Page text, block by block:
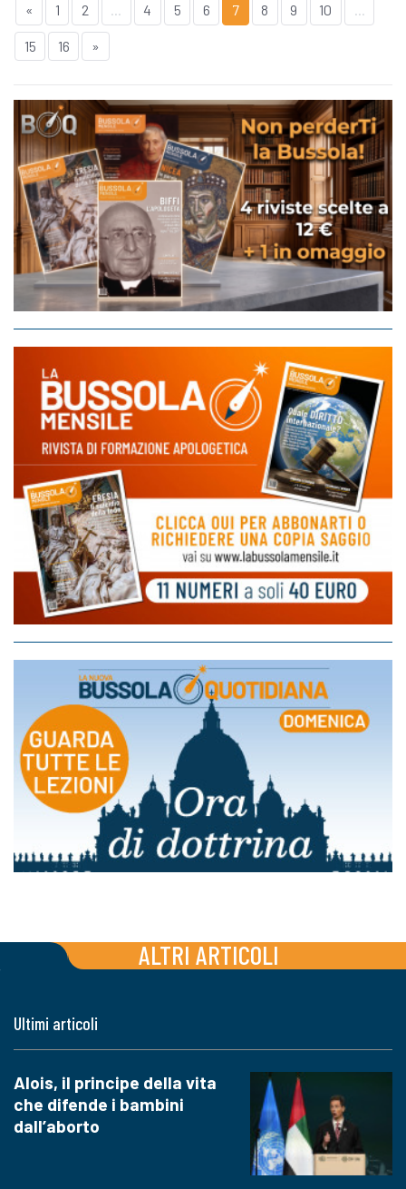
« 1 2 ... 4 5 6 7 8 9 10 ...
15 16 »
ALTRI ARTICOLI
Ultimi articoli
Alois, il principe della vita
che difende i bambini
dall’aborto